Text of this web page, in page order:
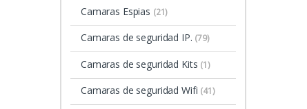
Camaras Espias (21)
Camaras de seguridad IP. (79)
Camaras de seguridad Kits (1)
Camaras de seguridad Wifi (41)